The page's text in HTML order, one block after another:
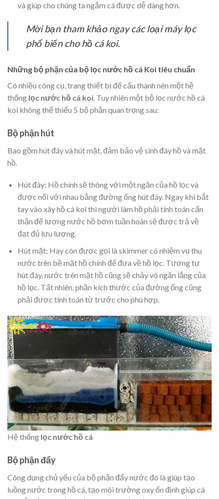
và giúp cho chúng ta ngắm cá được dễ dàng hơn.
Mời bạn tham khảo ngay các loại máy lọc
phổ biến cho hồ cá koi.
Những bộ phận của bộ lọc nước hồ cá Koi tiêu chuẩn
Có nhiều công cụ, trang thiết bị để cấu thành nên một hệ
thống lọc nước hồ cá koi . Tuy nhiên một bộ lọc nước hồ cá
koi không thể thiếu 5 bộ phận quan trọng sau:
Bộ phận hút
Bao gồm hút đáy và hút mặt, đảm bảo vệ sinh đáy hồ và mặt
hồ.
Hút đáy: Hồ chính sẽ thông với một ngăn của hồ lọc và
được nối với nhau bằng đường ống hút đáy. Ngay khi bắt
tay vào xây hồ cá koi thì người làm hồ phải tính toán cẩn
thận để lượng nước hồ bơm tuần hoàn sẽ được trả về
đạt đủ lưu lượng.
Hút mặt: Hay còn được gọi là skimmer có nhiệm vụ thu
nước trên bề mặt hồ chính để đưa về hồ lọc. Tương tự
hút đáy, nước trên mặt hồ cũng sẽ chảy vô ngăn lắng của
hồ lọc. Tất nhiên, phần kích thước của đường ống cũng
phải được tính toán từ trước cho phù hợp.
Hệ thống lọc nước hồ cá
Bộ phận đẩy
Công dụng chủ yếu của bộ phận đẩy nước đó là giúp tạo
luồng nước trong hồ cá, tạo môi trường oxy ổn định giúp cá